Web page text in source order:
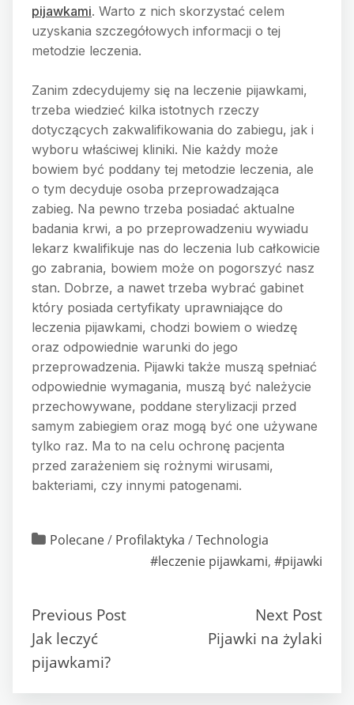
pijawkami. Warto z nich skorzystać celem
uzyskania szczegółowych informacji o tej
metodzie leczenia.
Zanim zdecydujemy się na leczenie pijawkami,
trzeba wiedzieć kilka istotnych rzeczy
dotyczących zakwalifikowania do zabiegu, jak i
wyboru właściwej kliniki. Nie każdy może
bowiem być poddany tej metodzie leczenia, ale
o tym decyduje osoba przeprowadzająca
zabieg. Na pewno trzeba posiadać aktualne
badania krwi, a po przeprowadzeniu wywiadu
lekarz kwalifikuje nas do leczenia lub całkowicie
go zabrania, bowiem może on pogorszyć nasz
stan. Dobrze, a nawet trzeba wybrać gabinet
który posiada certyfikaty uprawniające do
leczenia pijawkami, chodzi bowiem o wiedzę
oraz odpowiednie warunki do jego
przeprowadzenia. Pijawki także muszą spełniać
odpowiednie wymagania, muszą być należycie
przechowywane, poddane sterylizacji przed
samym zabiegiem oraz mogą być one używane
tylko raz. Ma to na celu ochronę pacjenta
przed zarażeniem się rożnymi wirusami,
bakteriami, czy innymi patogenami.
Polecane/ Profilaktyka /Technologia
#leczenie pijawkami, #pijawki
Previous Post
Jak leczyć
pijawkami?
Next Post
Pijawki na żylaki